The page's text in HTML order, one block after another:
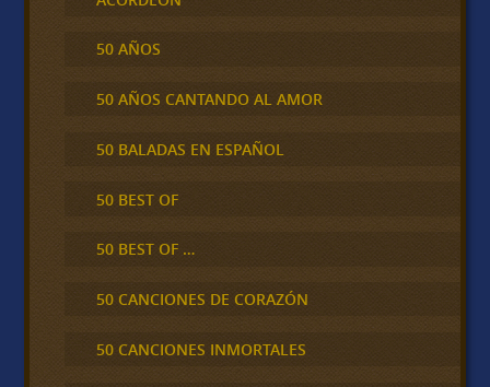
50 AÑOS
50 AÑOS CANTANDO AL AMOR
50 BALADAS EN ESPAÑOL
50 BEST OF
50 BEST OF …
50 CANCIONES DE CORAZÓN
50 CANCIONES INMORTALES